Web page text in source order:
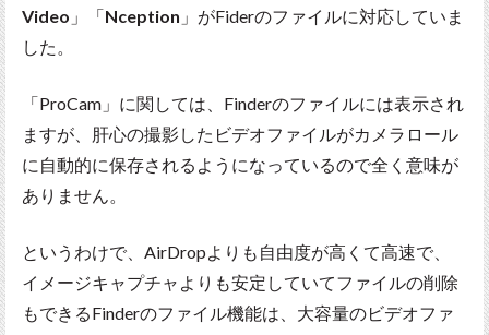
Video 」「Nception 」がFiderのファイルに対応していま
した。
「ProCam」に関しては、Finderのファイルには表示され
ますが、肝心の撮影したビデオファイルがカメラロール
に自動的に保存されるようになっているので全く意味が
ありません。
というわけで、AirDropよりも自由度が高くて高速で、
イメージキャプチャよりも安定していてファイルの削除
もできるFinderのファイル機能は、大容量のビデオファ